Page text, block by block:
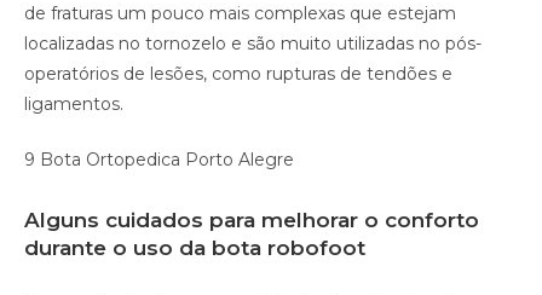
de fraturas um pouco mais complexas que estejam
localizadas no tornozelo e são muito utilizadas no pós-
operatórios de lesões, como rupturas de tendões e
ligamentos.
9 Bota Ortopedica Porto Alegre
Alguns cuidados para melhorar o conforto
durante o uso da bota robofoot